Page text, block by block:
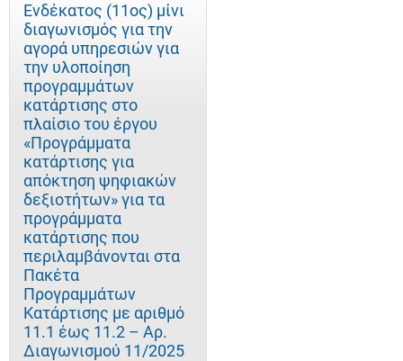
Ενδέκατος (11ος) μίνι
διαγωνισμός για την
αγορά υπηρεσιών για
την υλοποίηση
προγραμμάτων
κατάρτισης στο
πλαίσιο του έργου
«Προγράμματα
κατάρτισης για
απόκτηση ψηφιακών
δεξιοτήτων» για τα
προγράμματα
κατάρτισης που
περιλαμβάνονται στα
Πακέτα
Προγραμμάτων
Κατάρτισης με αριθμό
11.1 έως 11.2 – Αρ.
Διαγωνισμού 11/2025